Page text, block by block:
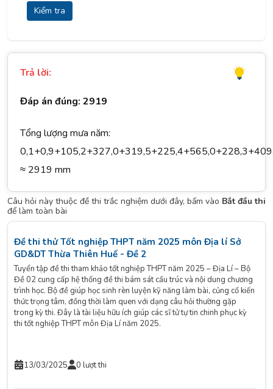
Kiểm tra
Trả lời:
Đáp án đúng: 2919
Tổng lượng mưa năm:
≈ 2919 mm
Câu hỏi này thuộc đề thi trắc nghiệm dưới đây, bấm vào Bắt đầu thi
để làm toàn bài
Đề thi thử Tốt nghiệp THPT năm 2025 môn Địa lí Sở
GD&DT Thừa Thiên Huế - Đề 2
Tuyển tập đề thi tham khảo tốt nghiệp THPT năm 2025 – Địa Lí – Bộ
Đề 02 cung cấp hệ thống đề thi bám sát cấu trúc và nội dung chương
trình học. Bộ đề giúp học sinh rèn luyện kỹ năng làm bài, củng cố kiến
thức trọng tâm, đồng thời làm quen với dạng câu hỏi thường gặp
trong kỳ thi. Đây là tài liệu hữu ích giúp các sĩ tử tự tin chinh phục kỳ
thi tốt nghiệp THPT môn Địa Lí năm 2025.
13/03/2025 0 lượt thi